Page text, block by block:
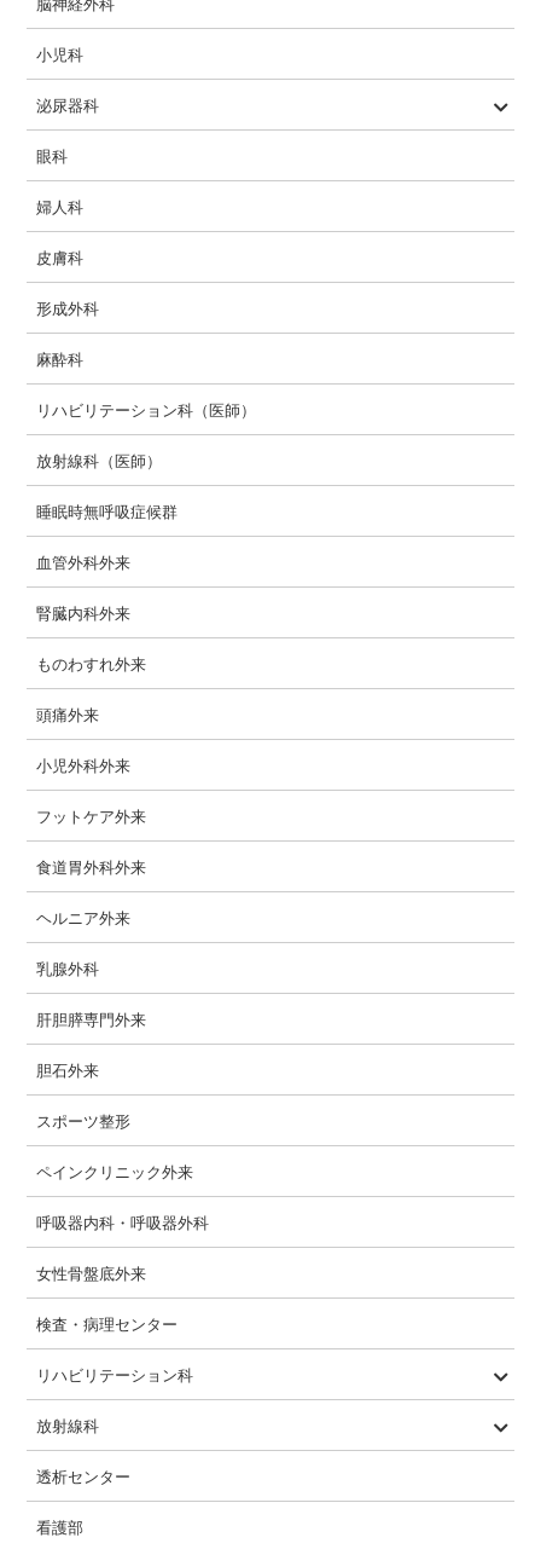
小児科
泌尿器科
眼科
婦人科
皮膚科
形成外科
麻酔科
リハビリテーション科（医師）
放射線科（医師）
睡眠時無呼吸症候群
血管外科外来
腎臓内科外来
ものわすれ外来
頭痛外来
小児外科外来
フットケア外来
食道胃外科外来
ヘルニア外来
乳腺外科
肝胆膵専門外来
胆石外来
スポーツ整形
ペインクリニック外来
呼吸器内科・呼吸器外科
女性骨盤底外来
検査・病理センター
リハビリテーション科
放射線科
透析センター
看護部